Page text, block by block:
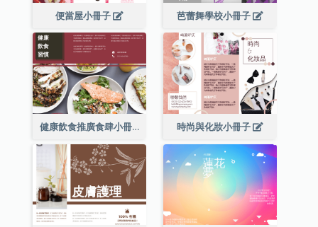
便當屋小冊子 芭蕾舞學校小冊子
健康飲食推廣食肆小冊子 時尚與化妝小冊子